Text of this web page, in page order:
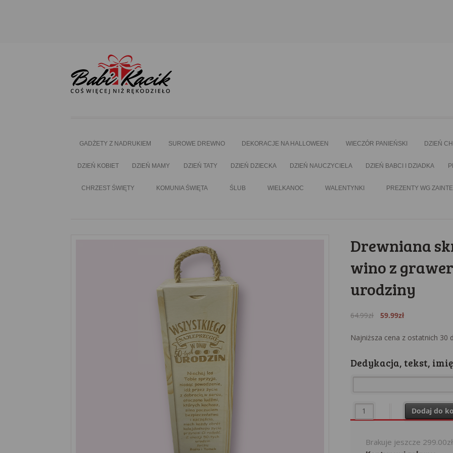
GADŻETY Z NADRUKIEM SUROWE DREWNO DEKORACJE NA HALLOWEEN WIECZÓR PANIEŃSKI DZIEŃ
DZIEŃ KOBIET DZIEŃ MAMY DZIEŃ TATY DZIEŃ DZIECKA DZIEŃ NAUCZYCIELA DZIEŃ BABCI I DZIADKA
CHRZEST ŚWIĘTY KOMUNIA ŚWIĘTA ŚLUB WIELKANOC WALENTYNKI PREZENTY WG
Drewniana
wino z
urodziny
64.99zł
Original
was:
59.99złCurrent
is:
Najniższa cena z ostatnich 30
Dedykacja, tekst,
ilość Drewniana skrzynka na
Dodaj do
Brakuje jeszcze 299.00zł